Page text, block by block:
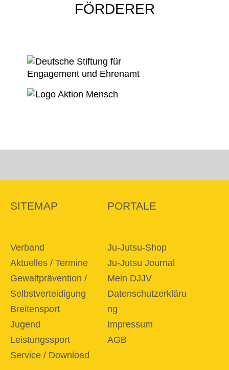
FÖRDERER
SITEMAP
Verband
Aktuelles / Termine
Gewaltprävention /
Selbstverteidigung
Breitensport
Jugend
Leistungssport
Service / Download
PORTALE
Ju-Jutsu-Shop
Ju-Jutsu Journal
Mein DJJV
Datenschutzerkläru
ng
Impressum
AGB